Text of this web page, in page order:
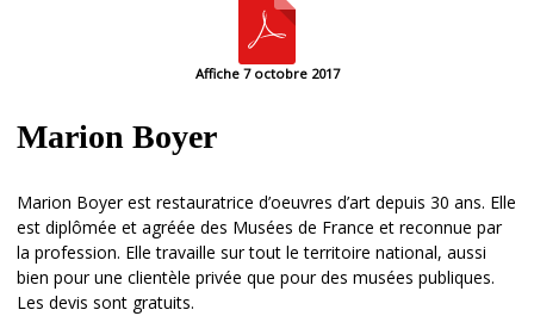
Affiche 7 octobre 2017
Marion Boyer
Marion Boyer est restauratrice d’oeuvres d’art depuis 30 ans. Elle
est diplômée et agréée des Musées de France et reconnue par
la profession. Elle travaille sur tout le territoire national, aussi
bien pour une clientèle privée que pour des musées publiques.
Les devis sont gratuits.